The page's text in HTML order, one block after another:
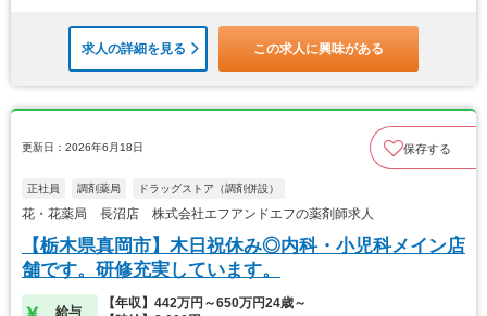
求人の詳細を見る この求人に興味がある
更新日：2026年6月18日 保存する
正社員 調剤薬局 ドラッグストア（調剤併設）
花・花薬局 長沼店 株式会社エフアンドエフの薬剤師求人
【栃木県真岡市】木日祝休み◎内科・小児科メイン店
舗です。研修充実しています。
給与
【年収】442万円～650万円24歳～